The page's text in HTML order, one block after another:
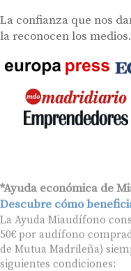
La confianza que nos
la reconocen los medios.
*Ayuda económica de
Descubre cómo
La Ayuda Miaudífono
50€ por audífono
de Mutua Madrileña)
siguientes condiciones: